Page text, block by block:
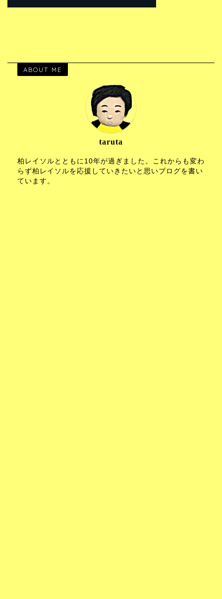
ABOUT ME
taruta
柏レイソルとともに10年が過ぎました。これからも変わ
らず柏レイソルを応援していきたいと思いブログを書い
ています。